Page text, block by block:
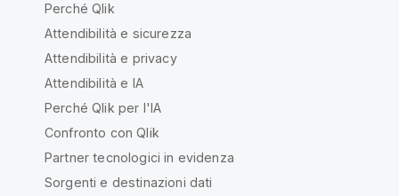
Perché Qlik
Attendibilità e sicurezza
Attendibilità e privacy
Attendibilità e IA
Perché Qlik per l'IA
Confronto con Qlik
Partner tecnologici in evidenza
Sorgenti e destinazioni dati